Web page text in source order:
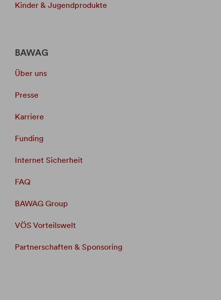
Kinder & Jugendprodukte
BAWAG
Über uns
Presse
Karriere
Funding
Internet Sicherheit
FAQ
BAWAG Group
VÖS Vorteilswelt
Partnerschaften & Sponsoring